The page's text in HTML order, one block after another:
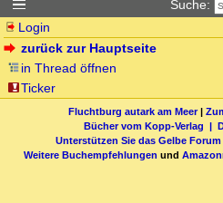
Suche:
Login
zurück zur Hauptseite
in Thread öffnen
Ticker
Fluchtburg autark am Meer|
Bücher vom Kopp-Verlag |
Unterstützen Sie das Gelbe Forum
Weitere Buchempfehlungen und